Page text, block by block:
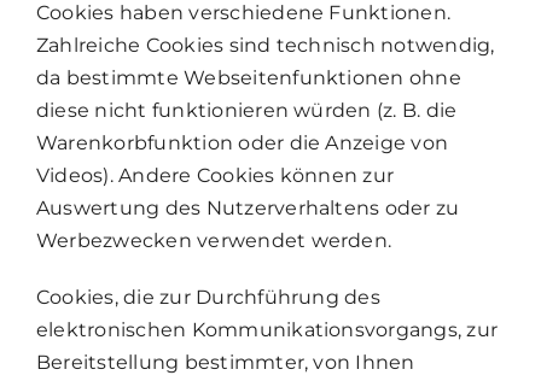
Cookies haben verschiedene Funktionen.
Zahlreiche Cookies sind technisch notwendig,
da bestimmte Webseitenfunktionen ohne
diese nicht funktionieren würden (z. B. die
Warenkorbfunktion oder die Anzeige von
Videos). Andere Cookies können zur
Auswertung des Nutzerverhaltens oder zu
Werbezwecken verwendet werden.
Cookies, die zur Durchführung des
elektronischen Kommunikationsvorgangs, zur
Bereitstellung bestimmter, von Ihnen